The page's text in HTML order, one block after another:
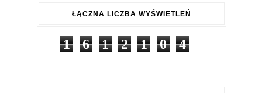
ŁĄCZNA LICZBA WYŚWIETLEŃ
1 6 1 2 1 0 4